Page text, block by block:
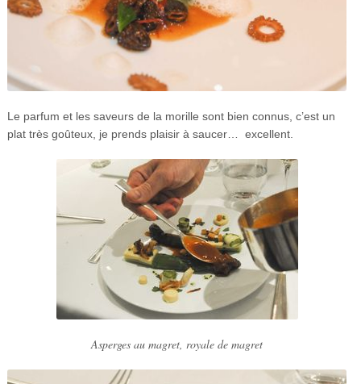
Le parfum et les saveurs de la morille sont bien connus, c’est un
plat très goûteux, je prends plaisir à saucer… excellent.
Asperges au magret, royale de magret